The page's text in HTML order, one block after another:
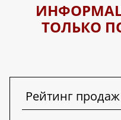
ТОЛЬКО
Рейтинг